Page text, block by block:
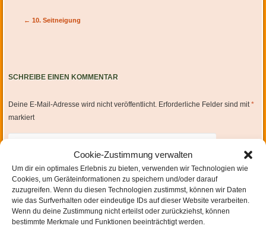
Cookie-Zustimmung verwalten
Um dir ein optimales Erlebnis zu bieten, verwenden wir Technologien wie
Cookies, um Geräteinformationen zu speichern und/oder darauf
zuzugreifen. Wenn du diesen Technologien zustimmst, können wir Daten
wie das Surfverhalten oder eindeutige IDs auf dieser Website verarbeiten.
Wenn du deine Zustimmung nicht erteilst oder zurückziehst, können
bestimmte Merkmale und Funktionen beeinträchtigt werden.
Artikel-Navigation
← 10. Seitneigung
SCHREIBE EINEN KOMMENTAR
Deine E-Mail-Adresse wird nicht veröffentlicht. Erforderliche Felder sind mit*
markiert